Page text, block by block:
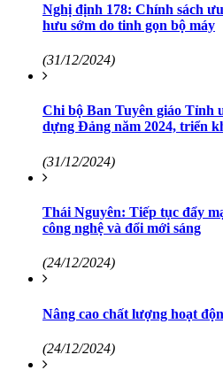
Nghị định 178: Chính sách
hưu sớm do tinh gọn bộ máy
(31/12/2024)
Chi bộ Ban Tuyên giáo Tỉnh
dựng Đảng năm 2024, triển
(31/12/2024)
Thái Nguyên: Tiếp tục đẩy
công nghệ và đổi mới sáng
(24/12/2024)
Nâng cao chất lượng hoạt
(24/12/2024)